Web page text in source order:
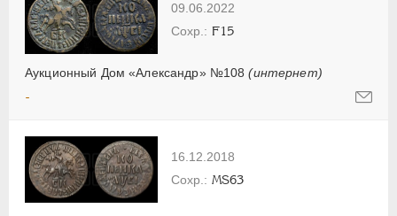
09.06.2022
Аукционный Дом «Александр» №108(интернет)
F15
-
16.12.2018
MS63